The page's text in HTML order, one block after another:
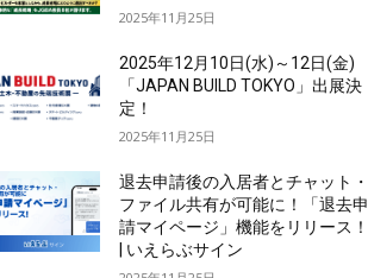
2025年11月25日
2025年12月10日(水)～12日(金)
「JAPAN BUILD TOKYO」出展決
定！
2025年11月25日
退去申請後の入居者とチャット・
ファイル共有が可能に！「退去申
請マイページ」機能をリリース！
| いえらぶサイン